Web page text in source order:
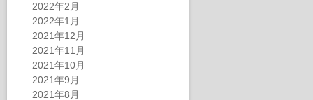
2022年2月
2022年1月
2021年12月
2021年11月
2021年10月
2021年9月
2021年8月